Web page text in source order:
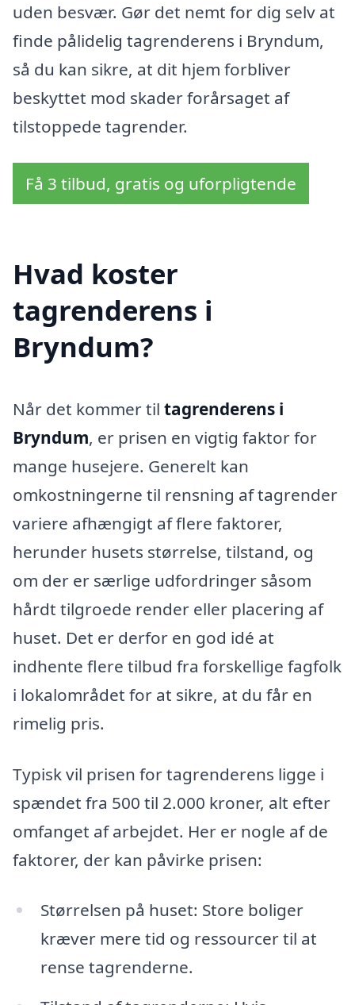
uden besvær. Gør det nemt for dig selv at
finde pålidelig tagrenderens i Bryndum,
så du kan sikre, at dit hjem forbliver
beskyttet mod skader forårsaget af
tilstoppede tagrender.
Få 3 tilbud, gratis og uforpligtende
Hvad koster
tagrenderens i
Bryndum?
Når det kommer til tagrenderens i
Bryndum, er prisen en vigtig faktor for
mange husejere. Generelt kan
omkostningerne til rensning af tagrender
variere afhængigt af flere faktorer,
herunder husets størrelse, tilstand, og
om der er særlige udfordringer såsom
hårdt tilgroede render eller placering af
huset. Det er derfor en god idé at
indhente flere tilbud fra forskellige fagfolk
i lokalområdet for at sikre, at du får en
rimelig pris.
Typisk vil prisen for tagrenderens ligge i
spændet fra 500 til 2.000 kroner, alt efter
omfanget af arbejdet. Her er nogle af de
faktorer, der kan påvirke prisen:
Størrelsen på huset: Store boliger
kræver mere tid og ressourcer til at
rense tagrenderne.